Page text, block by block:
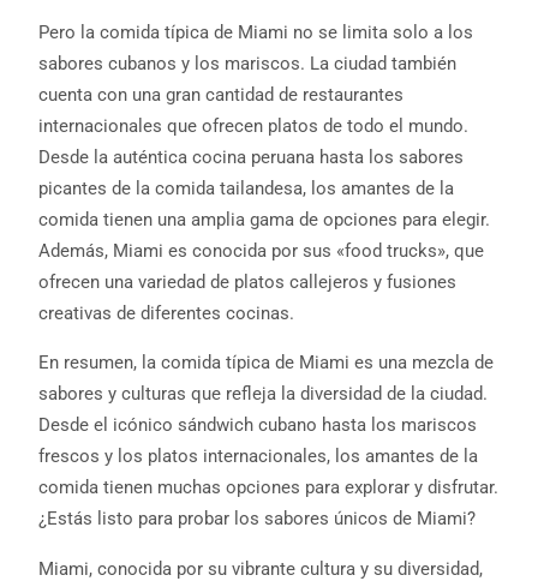
Pero la comida típica de Miami no se limita solo a los
sabores cubanos y los mariscos. La ciudad también
cuenta con una gran cantidad de restaurantes
internacionales que ofrecen platos de todo el mundo.
Desde la auténtica cocina peruana hasta los sabores
picantes de la comida tailandesa, los amantes de la
comida tienen una amplia gama de opciones para elegir.
Además, Miami es conocida por sus «food trucks», que
ofrecen una variedad de platos callejeros y fusiones
creativas de diferentes cocinas.
En resumen, la comida típica de Miami es una mezcla de
sabores y culturas que refleja la diversidad de la ciudad.
Desde el icónico sándwich cubano hasta los mariscos
frescos y los platos internacionales, los amantes de la
comida tienen muchas opciones para explorar y disfrutar.
¿Estás listo para probar los sabores únicos de Miami?
Miami, conocida por su vibrante cultura y su diversidad,